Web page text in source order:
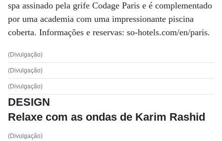
spa assinado pela grife Codage Paris e é complementado
por uma academia com uma impressionante piscina
coberta. Informações e reservas: so-hotels.com/en/paris.
(Divulgação)
(Divulgação)
(Divulgação)
DESIGN
Relaxe com as ondas de Karim Rashid
(Divulgação)